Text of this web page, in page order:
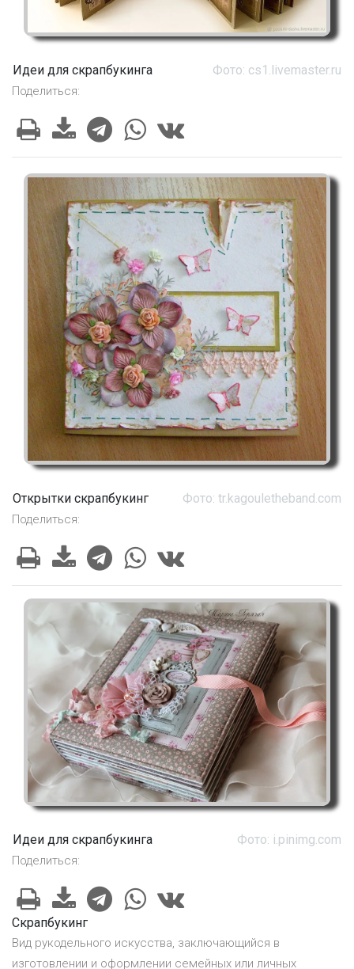
Идеи для скрапбукинга Фото: cs1.livemaster.ru
Поделиться:
Открытки скрапбукинг Фото: tr.kagouletheband.com
Поделиться:
Идеи для скрапбукинга Фото: i.pinimg.com
Поделиться:
Скрапбукинг
Вид рукодельного искусства, заключающийся в
изготовлении и оформлении семейных или личных